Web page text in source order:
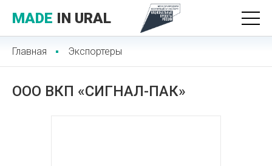
MADE IN URAL
Главная Экспортеры
ООО ВКП «СИГНАЛ-ПАК»